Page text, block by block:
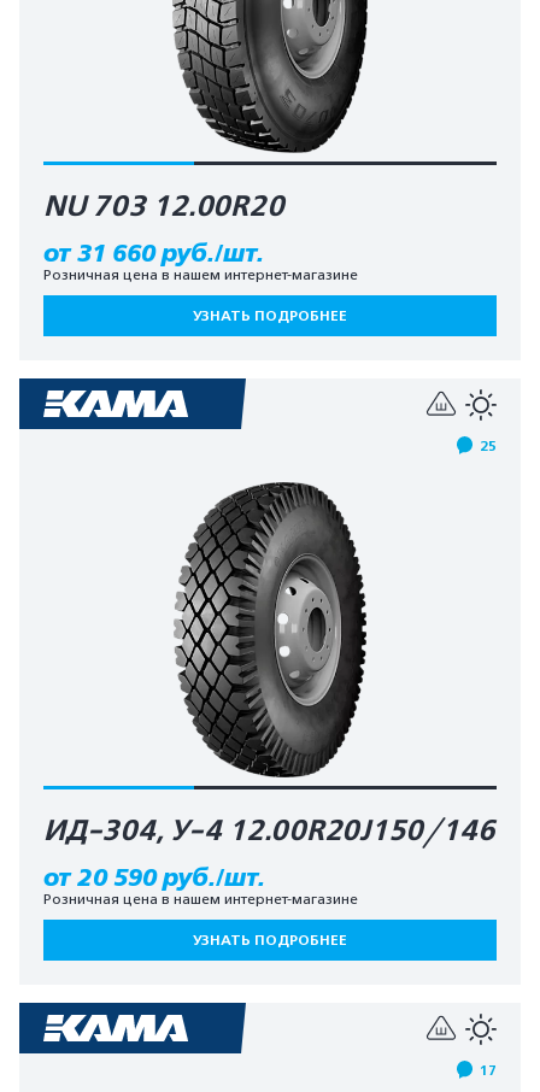
NU 703 12.00R20
от 31 660 руб./шт.
Розничная цена в нашем интернет-магазине
УЗНАТЬ ПОДРОБНЕЕ
25
ИД-304, У-4 12.00R20J150/146
от 20 590 руб./шт.
Розничная цена в нашем интернет-магазине
УЗНАТЬ ПОДРОБНЕЕ
17